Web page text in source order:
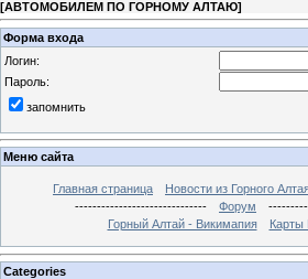
[АВТОМОБИЛЕМ ПО ГОРНОМУ АЛТАЮ]
Форма входа
Логин:
Пароль:
запомнить
Меню сайта
Главная страница Новости из Горного
------------------------------
Форум
Горный Алтай - Викимапия
Карты
Categories